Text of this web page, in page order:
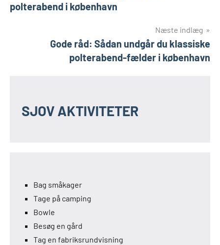
polterabend i københavn
Næste indlæg
Gode råd: Sådan undgår du klassiske
polterabend-fælder i københavn
SJOV AKTIVITETER
Bag småkager
Tage på camping
Bowle
Besøg en gård
Tag en fabriksrundvisning